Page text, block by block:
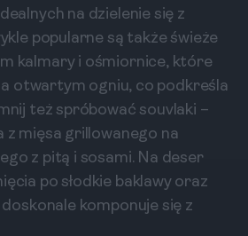
na dzielenie się z
popularne są także świeże
kalmary i ośmiornice, które
otwartym ogniu, co podkreśla
też spróbować souvlaki –
mięsa grillowanego na
z pitą i sosami. Na deser
po słodkie baklawy oraz
komponuje się z